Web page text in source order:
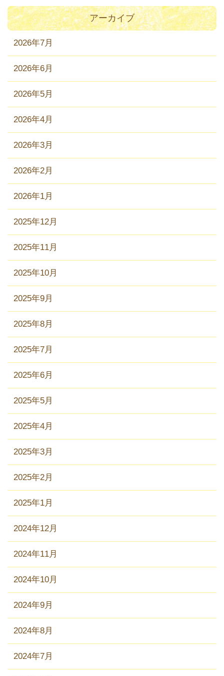
アーカイブ
2026年7月
2026年6月
2026年5月
2026年4月
2026年3月
2026年2月
2026年1月
2025年12月
2025年11月
2025年10月
2025年9月
2025年8月
2025年7月
2025年6月
2025年5月
2025年4月
2025年3月
2025年2月
2025年1月
2024年12月
2024年11月
2024年10月
2024年9月
2024年8月
2024年7月